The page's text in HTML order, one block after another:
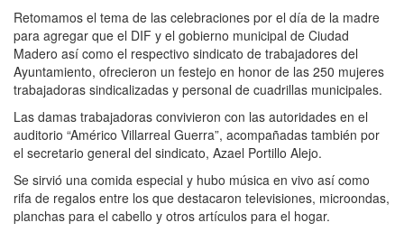
Retomamos el tema de las celebraciones por el día de la madre
para agregar que el DIF y el gobierno municipal de Ciudad
Madero así como el respectivo sindicato de trabajadores del
Ayuntamiento, ofrecieron un festejo en honor de las 250 mujeres
trabajadoras sindicalizadas y personal de cuadrillas municipales.
Las damas trabajadoras convivieron con las autoridades en el
auditorio “Américo Villarreal Guerra”, acompañadas también por
el secretario general del sindicato, Azael Portillo Alejo.
Se sirvió una comida especial y hubo música en vivo así como
rifa de regalos entre los que destacaron televisiones, microondas,
planchas para el cabello y otros artículos para el hogar.